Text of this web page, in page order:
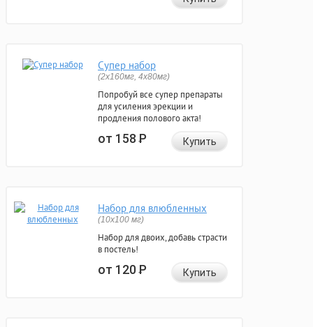
Супер набор
(2х160мг, 4х80мг)
Попробуй все супер препараты
для усиления эрекции и
продления полового акта!
от 158Р Купить
Набор для влюбленных
(10х100 мг)
Набор для двоих, добавь страсти
в постель!
от 120Р Купить